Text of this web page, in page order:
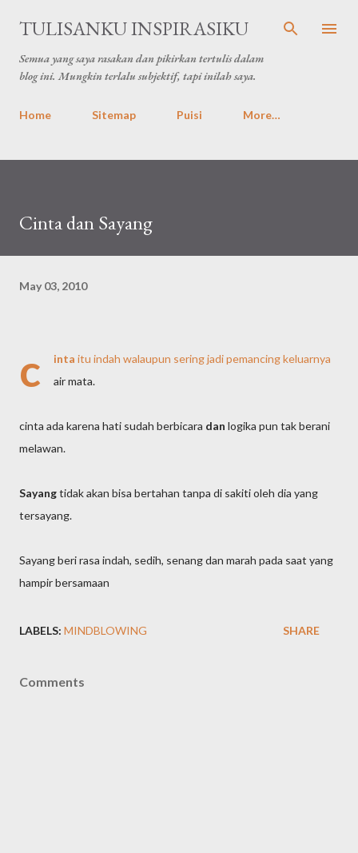
Skip to main content
TULISANKU INSPIRASIKU
Semua yang saya rasakan dan pikirkan tertulis dalam
blog ini. Mungkin terlalu subjektif, tapi inilah saya.
Home Sitemap Puisi More…
Cinta dan Sayang
May 03, 2010
c inta itu indah walaupun sering jadi pemancing keluarnya
air mata.
cinta ada karena hati sudah berbicara dan logika pun tak berani
melawan.
Sayangtidak akan bisa bertahan tanpa di sakiti oleh dia yang
tersayang.
Sayang beri rasa indah, sedih, senang dan marah pada saat yang
hampir bersamaan
LABELS: MINDBLOWING SHARE
Comments